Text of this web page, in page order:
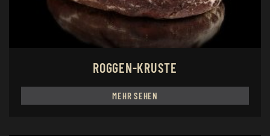
ROGGEN-KRUSTE
MEHR SEHEN